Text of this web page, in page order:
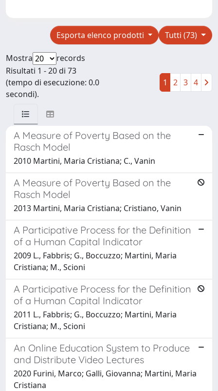
Tutti (73)
Esporta elenco prodotti
Mostra
records
Risultati 1 - 20 di 73
(tempo di esecuzione: 0.0
secondi).
1 2 3 4
A Measure of Poverty Based on the
Rasch Model
2010 Martini, Maria Cristiana; C., Vanin
A Measure of Poverty Based on the
Rasch Model
2013 Martini, Maria Cristiana; Cristiano, Vanin
A Participative Process for the Definition
of a Human Capital Indicator
2009 L., Fabbris; G., Boccuzzo; Martini, Maria
Cristiana; M., Scioni
A Participative Process for the Definition
of a Human Capital Indicator
2011 L., Fabbris; G., Boccuzzo; Martini, Maria
Cristiana; M., Scioni
An Online Education System to Produce
and Distribute Video Lectures
2020 Furini, Marco; Galli, Giovanna; Martini, Maria
Cristiana